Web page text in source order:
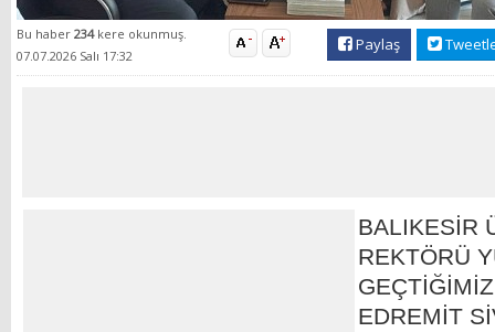
Bu haber 234 kere okunmuş.
07.07.2026 Salı 17:32
Paylaş
BALIKESİR
REKTÖRÜ
EDREMİT